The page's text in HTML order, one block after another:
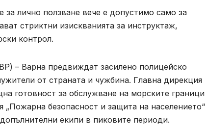
лично ползване вече е допустимо само за
стриктни изискванията за инструктаж,
контрол.
– Варна предвиждат засилено полицейско
от страната и чужбина. Главна дирекция
готовност за обслужване на морските
безопасност и защита на населението“
екипи в пиковите периоди.